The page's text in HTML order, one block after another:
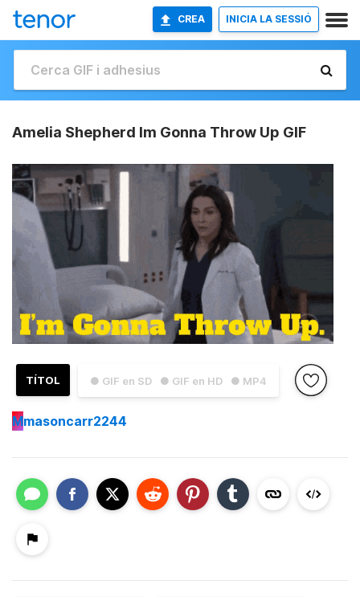
CREA INICIA LA SESSIÓ
Amelia Shepherd Im Gonna Throw Up GIF
● GIF en SD ● GIF en HD ● MP4
TÍTOL
Mmasoncarr2244